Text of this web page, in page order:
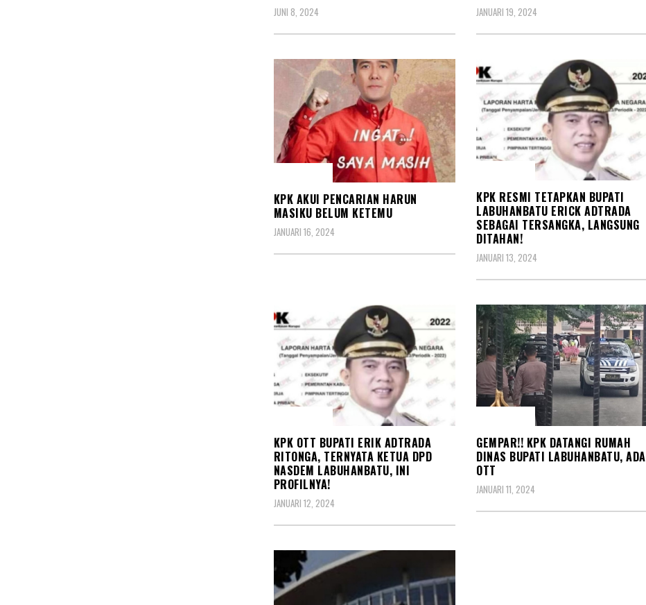
JUNI 8, 2024 JANUARI 19, 2024
KPK AKUI PENCARIAN HARUN
MASIKU BELUM KETEMU
JANUARI 16, 2024
KPK RESMI TETAPKAN BUPATI
LABUHANBATU ERICK ADTRADA
SEBAGAI TERSANGKA, LANGSUNG
DITAHAN!
JANUARI 13, 2024
KPK OTT BUPATI ERIK ADTRADA
RITONGA, TERNYATA KETUA DPD
NASDEM LABUHANBATU, INI
PROFILNYA!
JANUARI 12, 2024
GEMPAR!! KPK DATANGI RUMAH
DINAS BUPATI LABUHANBATU, ADA
OTT
JANUARI 11, 2024